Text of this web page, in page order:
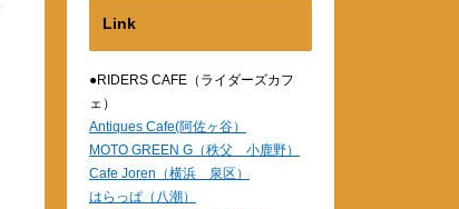
Link
●RIDERS CAFE（ライダーズカフ
ェ）
Antiques Cafe(阿佐ヶ谷）
MOTO GREEN G（秩父 小鹿野）
Cafe Joren（横浜 泉区）
はらっぱ（八潮）